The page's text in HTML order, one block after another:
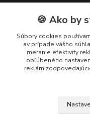
924 00 Galanta
tel: +421 31 780 4573
Mobil: +421 905 651 068
🍪 Ako by
Súbory cookies
av prípade vášho
meranie efektivity
obľúbeného
reklám